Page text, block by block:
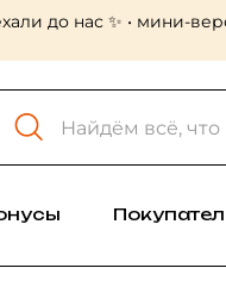
до нас ✨ • мини-